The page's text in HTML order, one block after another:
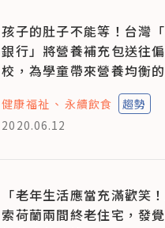
孩子的肚子不能等！台灣
銀行」將營養補充包送往
校，為學童帶來營養均衡
健康福祉 永續飲食
趨勢
2020.06.12
「老年生活應當充滿歡笑
索荷蘭兩間終老住宅，發